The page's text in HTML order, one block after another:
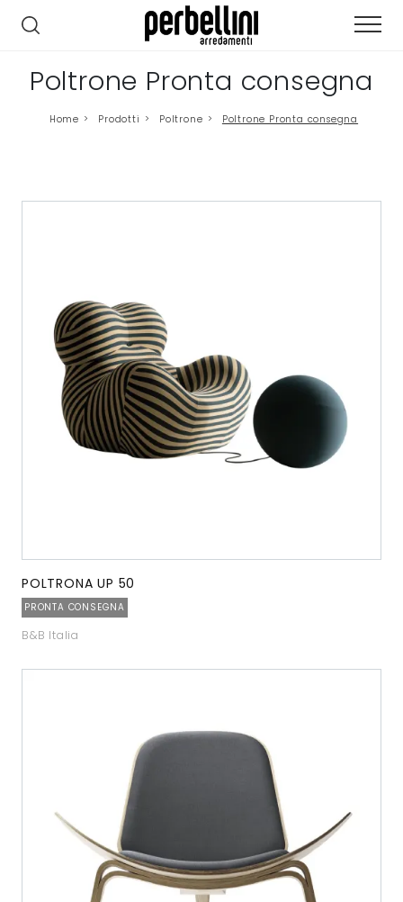
Poltrone Pronta consegna
Home > Prodotti > Poltrone > Poltrone Pronta consegna
POLTRONA UP 50
PRONTA CONSEGNA
B&B Italia